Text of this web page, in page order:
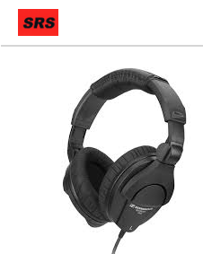
Quiénes Somos
Qué hacemos
Contáctanos
Nuestra Tienda